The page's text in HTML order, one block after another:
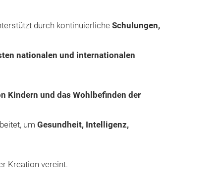
durch kontinuierliche Schulungen,
nationalen und internationalen
Kindern und das Wohlbefinden der
um Gesundheit, Intelligenz,
Kreation vereint.